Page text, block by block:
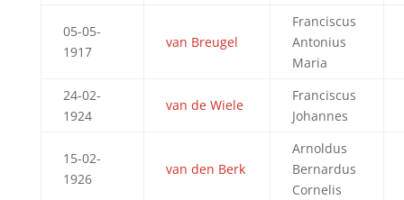
05-05-
1917
van Breugel
Franciscus
Antonius
Maria
24-02-
1924
van de Wiele
Franciscus
Johannes
15-02-
1926
van den Berk
Arnoldus
Bernardus
Cornelis